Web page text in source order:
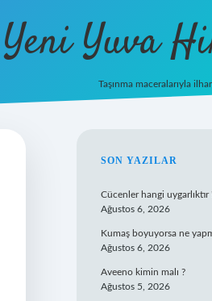
Yeni Yuva
Taşınma maceralarıyla
SON YAZILAR
Cücenler hangi uygarlıktır
Ağustos 6, 2026
Kumaş boyuyorsa ne
Ağustos 6, 2026
Aveeno kimin malı ?
Ağustos 5, 2026